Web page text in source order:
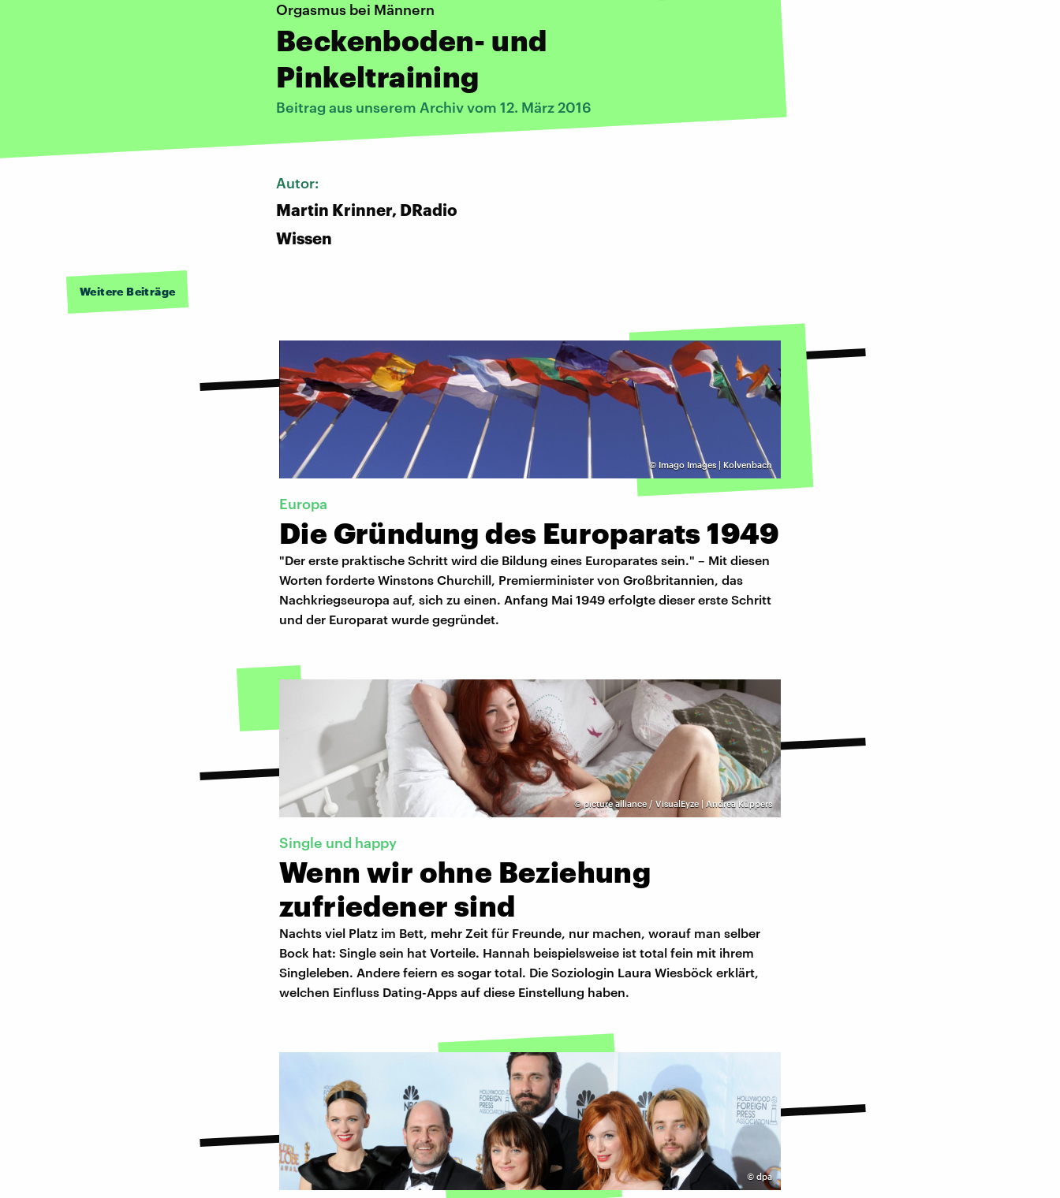
Orgasmus bei Männern
Beckenboden- und
Pinkeltraining
Beitrag aus unserem Archiv vom 12. März 2016
Autor:
Martin Krinner, DRadio
Wissen
Weitere Beiträge
© Imago Images | Kolvenbach
Europa
Die Gründung des Europarats 1949
"Der erste praktische Schritt wird die Bildung eines Europarates sein." – Mit diesen
Worten forderte Winstons Churchill, Premierminister von Großbritannien, das
Nachkriegseuropa auf, sich zu einen. Anfang Mai 1949 erfolgte dieser erste Schritt
und der Europarat wurde gegründet.
©picture alliance / VisualEyze | Andrea Küppers
Single und happy
Wenn wir ohne Beziehung
zufriedener sind
Nachts viel Platz im Bett, mehr Zeit für Freunde, nur machen, worauf man selber
Bock hat: Single sein hat Vorteile. Hannah beispielsweise ist total fein mit ihrem
Singleleben. Andere feiern es sogar total. Die Soziologin Laura Wiesböck erklärt,
welchen Einfluss Dating-Apps auf diese Einstellung haben.
© dpa